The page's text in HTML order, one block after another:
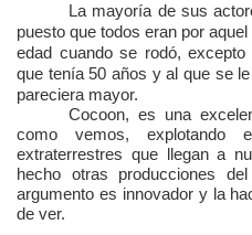
La mayoría de sus
puesto que todos eran por
edad cuando se rodó, excepto
que tenía 50 años y al que se
pareciera mayor.
Cocoon,es una
como vemos, explotando
extraterrestres que llegan a
hecho otras producciones
argumento es innovador y la
de ver.